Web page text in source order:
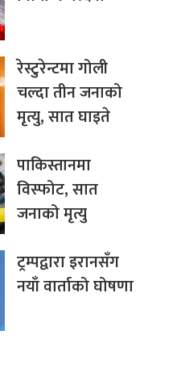
रेस्टुरेन्टमा गोली
चल्दा तीन जनाको
मृत्यु, सात घाइते
पाकिस्तानमा
विस्फोट, सात
जनाको मृत्यु
ट्रम्पद्वारा इरानसँग
नयाँ वार्ताको घोषणा